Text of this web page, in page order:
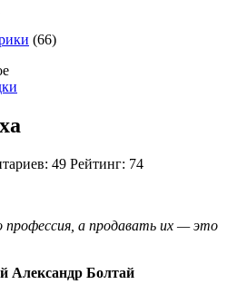
(66)
49 Рейтинг: 74
а продавать их — это
Александр Болтай